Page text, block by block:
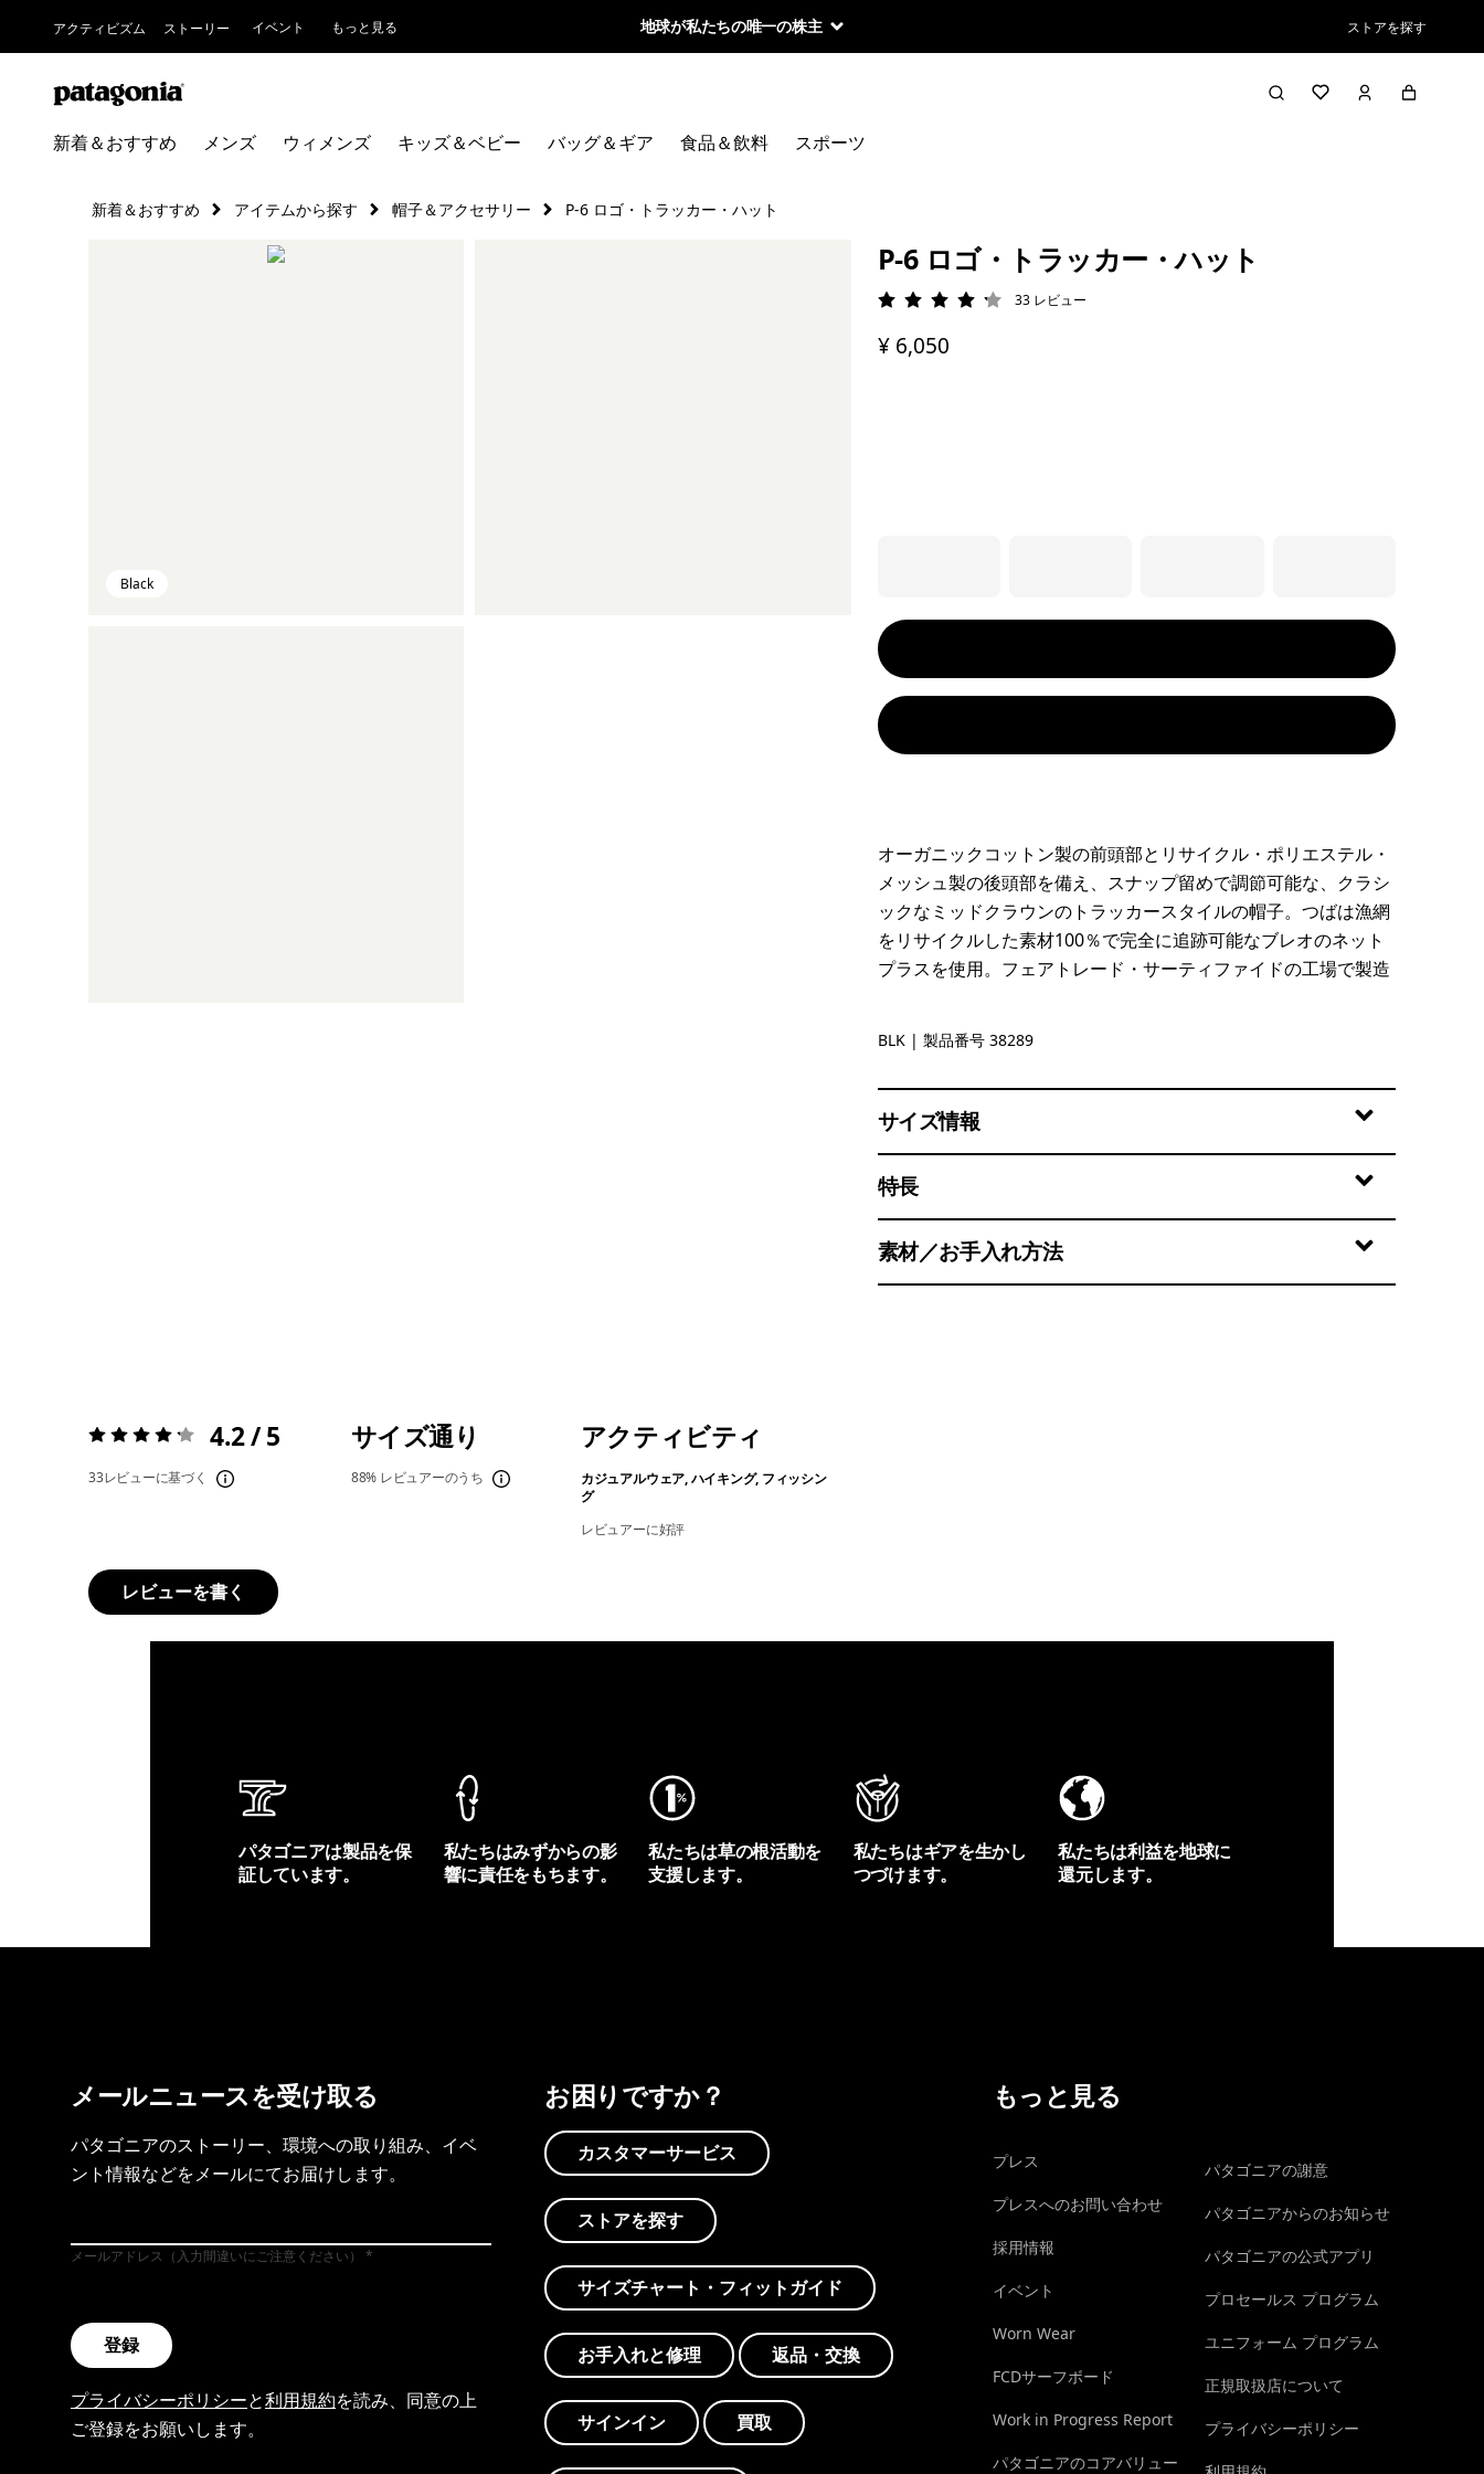
アクティビズム ストーリー イベント もっと見る 地球が私たちの唯一の株主 ストアを探す
新着＆おすすめ メンズ ウィメンズ キッズ＆ベビー バッグ＆ギア 食品＆飲料 スポーツ
新着＆おすすめ アイテムから探す 帽子＆アクセサリー P-6 ロゴ・トラッカー・ハット
Black
P-6 ロゴ・トラッカー・ハット
評価: 4.2 / 5
33 レビュー
¥ 6,050
オーガニックコットン製の前頭部とリサイクル・ポリエステル・
メッシュ製の後頭部を備え、スナップ留めで調節可能な、クラシ
ックなミッドクラウンのトラッカースタイルの帽子。つばは漁網
をリサイクルした素材100％で完全に追跡可能なブレオのネット
プラスを使用。フェアトレード・サーティファイドの工場で製造
Black
BLK | 製品番号 38289
サイズ情報
特長
素材／お手入れ方法
評価:4.2 / 5 4.2 / 5
33レビューに基づく
サイズ通り
88% レビュアーのうち
アクティビティ
カジュアルウェア, ハイキング, フィッシン
グ
レビュアーに好評
レビューを書く
パタゴニアは製品を保
証しています。
私たちはみずからの影
響に責任をもちます。
私たちは草の根活動を
支援します。
私たちはギアを生かし
つづけます。
私たちは利益を地球に
還元します。
メールニュースを受け取る
パタゴニアのストーリー、環境への取り組み、イベ
ント情報などをメールにてお届けします。
メールアドレス（入力間違いにご注意ください）
登録
プライバシーポリシーと利用規約を読み、同意の上
ご登録をお願いします。
お困りですか？
カスタマーサービス
ストアを探す
サイズチャート・フィットガイド
お手入れと修理 返品・交換
サインイン 買取
もっと見る
プレス
プレスへのお問い合わせ
採用情報
イベント
Worn Wear
FCDサーフボード
Work in Progress Report
パタゴニアのコアバリュー
パタゴニアの謝意
パタゴニアからのお知らせ
パタゴニアの公式アプリ
プロセールス プログラム
ユニフォーム プログラム
正規取扱店について
プライバシーポリシー